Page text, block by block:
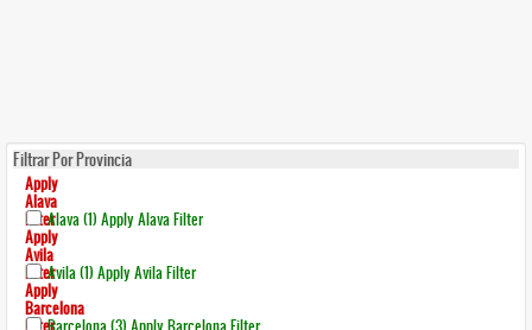
Filtrar Por Provincia
Apply
Alava
FilterAlava (1) Apply Alava Filter
Apply
Avila
FilterAvila (1) Apply Avila Filter
Apply
Barcelona
FilterBarcelona (3) Apply Barcelona Filter